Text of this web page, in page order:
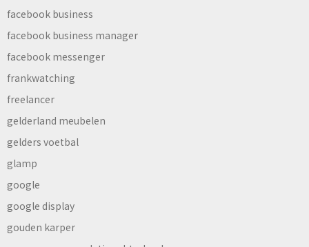
facebook business
facebook business manager
facebook messenger
frankwatching
freelancer
gelderland meubelen
gelders voetbal
glamp
google
google display
gouden karper